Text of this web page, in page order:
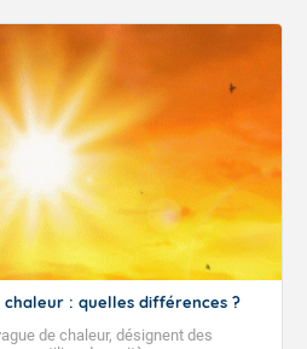
chaleur : quelles différences ?
de chaleur, désignent des